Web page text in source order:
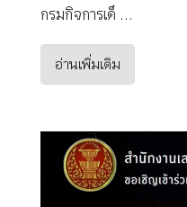
กรมกิจการเด็ ...
อ่านเพิ่มเติม